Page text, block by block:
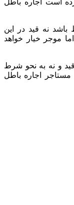
نه قید در این
موجر خیار خواهد
و نه به نحو شرط
اجاره باطل